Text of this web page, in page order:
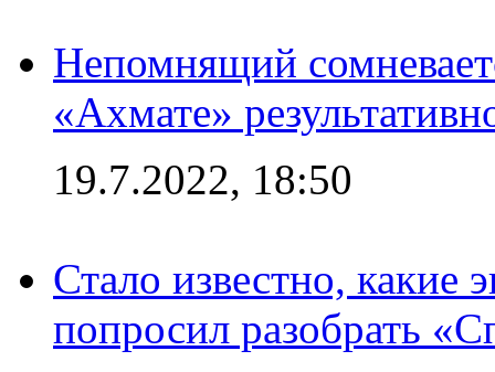
Непомнящий
«Ахмате»
19.7.2022, 18:50
Стало известно, какие
попросил разобрать